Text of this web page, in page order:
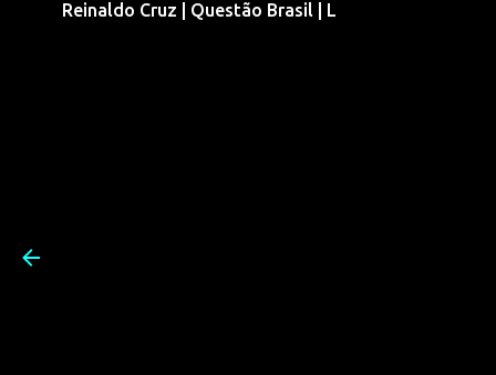
Reinaldo Cruz | Questão Brasil | L